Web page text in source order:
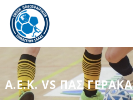
Α.Ε.Κ. VS ΠΑΣ ΓΕΡΑΚΑ
ΑΡΧΙΚΗ
ΕΠΣΣ